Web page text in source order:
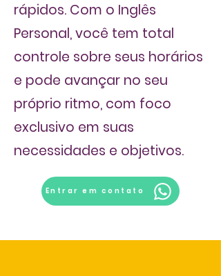
rápidos. Com o Inglês
Personal, você tem total
controle sobre seus horários
e pode avançar no seu
próprio ritmo, com foco
exclusivo em suas
necessidades e objetivos.
Entrar em contato